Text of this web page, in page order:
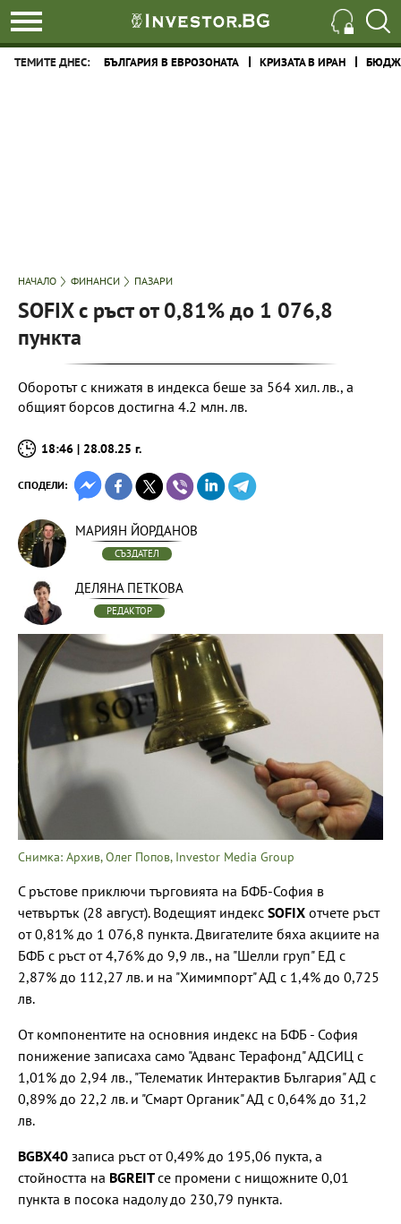
ТЕМИТЕ ДНЕС: БЪЛГАРИЯ В ЕВРОЗОНАТА КРИЗАТА В ИРАН
НАЧАЛО ФИНАНСИ ПАЗАРИ
SOFIX с ръст от 0,81% до 1 076,8
пункта
Оборотът с книжатя в индекса беше за 564 хил. лв., а
общият борсов достигна 4.2 млн. лв.
18:46 | 28.08.25 г.
СПОДЕЛИ:
МАРИЯН ЙОРДАНОВ
СЪЗДАТЕЛ
ДЕЛЯНА ПЕТКОВА
РЕДАКТОР
Снимка: Архив, Олег Попов, Investor Media Group
С ръстове приключи търговията на БФБ-София в
четвъртък (28 август). Водещият индекс SOFIX отчете ръст
от 0,81% до 1 076,8 пункта. Двигателите бяха акциите на
БФБ с ръст от 4,76% до 9,9 лв., на "Шелли груп" ЕД с
2,87% до 112,27 лв. и на "Химимпорт" АД с 1,4% до 0,725
лв.
От компонентите на основния индекс на БФБ - София
понижение записаха само "Адванс Терафонд" АДСИЦ с
1,01% до 2,94 лв., "Телематик Интерактив България" АД с
0,89% до 22,2 лв. и "Смарт Органик" АД с 0,64% до 31,2
лв.
BGBX40 записа ръст от 0,49% до 195,06 пукта, а
стойността на BGREITсе промени с нищожните 0,01
пункта в посока надолу до 230,79 пункта.